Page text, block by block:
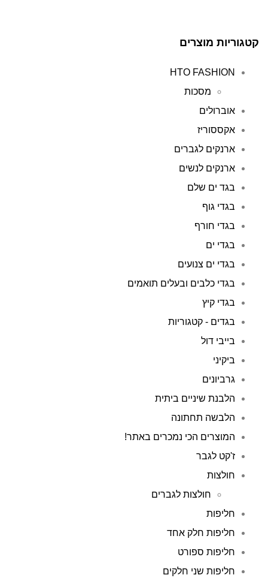
קטגוריות מוצרים
HTO FASHION
מסכות
אוברולים
אקססוריז
ארנקים לגברים
ארנקים לנשים
בגד ים שלם
בגדי גוף
בגדי חורף
בגדי ים
בגדי ים צנועים
בגדי כלבים ובעלים תואמים
בגדי קיץ
בגדים - קטגוריות
בייבי דול
ביקיני
גרביונים
הלבנת שיניים ביתית
הלבשה תחתונה
המוצרים הכי נמכרים באתר!
ז'קט לגבר
חולצות
חולצות לגברים
חליפות
חליפות חלק אחד
חליפות ספורט
חליפות שני חלקים